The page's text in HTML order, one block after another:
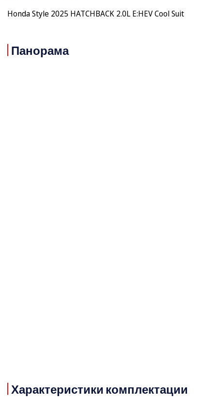
Honda Style 2025 HATCHBACK 2.0L E:HEV Cool Suit
Панорама
Характеристики комплектации